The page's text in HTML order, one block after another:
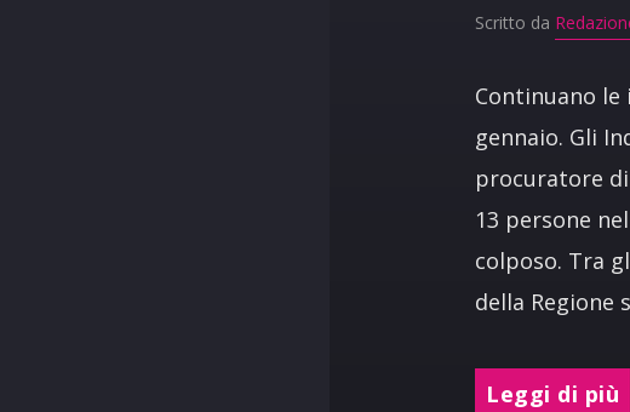
Scritto da
Continuano
gennaio. Gli
procuratore
13 persone
colposo. Tra
della Regione
Leggi di più